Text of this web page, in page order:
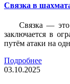
Связка в
Связка — это
заключается в
путём атаки на
Подробнее
03.10.2025